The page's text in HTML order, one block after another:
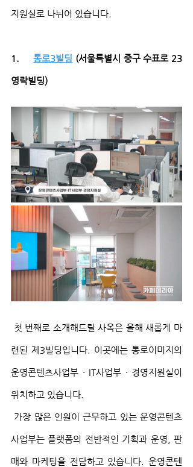
지원실로 나뉘어 있습니다.
1. 통로3빌딩 (서울특별시 중구 수표로 23
영락빌딩)
련된 제3빌딩입니다. 이곳에는 통로이미지의
운영콘텐츠사업부 · IT사업부 · 경영지원실이
위치하고 있습니다.
사업부는 플랫폼의 전반적인 기획과 운영, 판
매와 마케팅을 전담하고 있습니다. 운영콘텐